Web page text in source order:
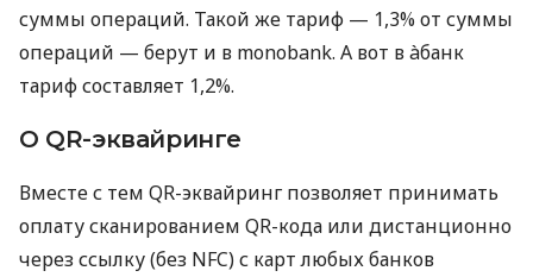
суммы операций. Такой же тариф — 1,3% от суммы
операций — берут и в monobank. А вот в àбанк
тариф составляет 1,2%.
О QR-эквайринге
Вместе с тем QR-эквайринг позволяет принимать
оплату сканированием QR-кода или дистанционно
через ссылку (без NFC) с карт любых банков